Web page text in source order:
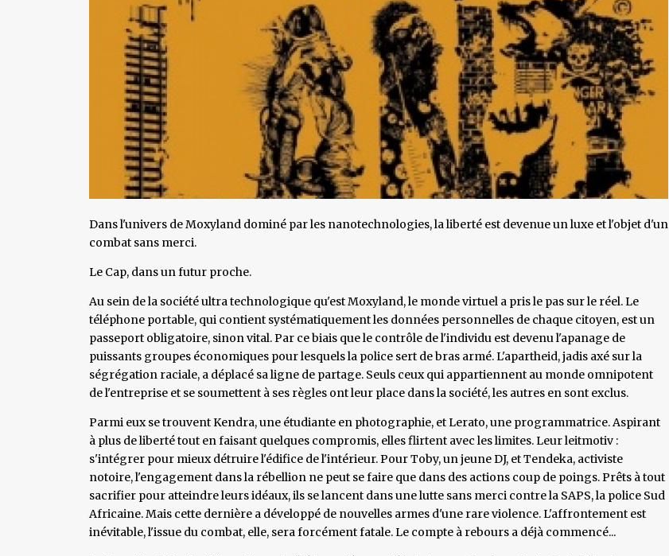
Dans l'univers de Moxyland dominé par les nanotechnologies, la liberté est devenue un luxe et l'objet d'un
combat sans merci.
Le Cap, dans un futur proche.
Au sein de la société ultra technologique qu'est Moxyland, le monde virtuel a pris le pas sur le réel. Le
téléphone portable, qui contient systématiquement les données personnelles de chaque citoyen, est un
passeport obligatoire, sinon vital. Par ce biais que le contrôle de l'individu est devenu l'apanage de
puissants groupes économiques pour lesquels la police sert de bras armé. L'apartheid, jadis axé sur la
ségrégation raciale, a déplacé sa ligne de partage. Seuls ceux qui appartiennent au monde omnipotent
de l'entreprise et se soumettent à ses règles ont leur place dans la société, les autres en sont exclus.
Parmi eux se trouvent Kendra, une étudiante en photographie, et Lerato, une programmatrice. Aspirant
à plus de liberté tout en faisant quelques compromis, elles flirtent avec les limites. Leur leitmotiv :
s'intégrer pour mieux détruire l'édifice de l'intérieur. Pour Toby, un jeune DJ, et Tendeka, activiste
notoire, l'engagement dans la rébellion ne peut se faire que dans des actions coup de poings. Prêts à tout
sacrifier pour atteindre leurs idéaux, ils se lancent dans une lutte sans merci contre la SAPS, la police Sud
Africaine. Mais cette dernière a développé de nouvelles armes d'une rare violence. L'affrontement est
inévitable, l'issue du combat, elle, sera forcément fatale. Le compte à rebours a déjà commencé...